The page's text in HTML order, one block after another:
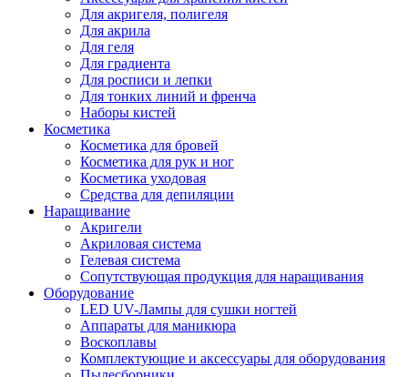
Для акригеля, полигеля
Для акрила
Для геля
Для градиента
Для росписи и лепки
Для тонких линий и френча
Наборы кистей
Косметика
Косметика для бровей
Косметика для рук и ног
Косметика уходовая
Средства для депиляции
Наращивание
Акригели
Акриловая система
Гелевая система
Сопутствующая продукция для наращивания
Оборудование
LED UV-Лампы для сушки ногтей
Аппараты для маникюра
Воскоплавы
Комплектующие и аксессуары для оборудования